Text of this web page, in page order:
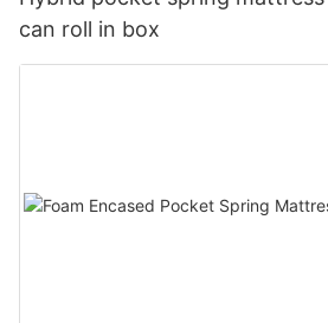
can roll in box